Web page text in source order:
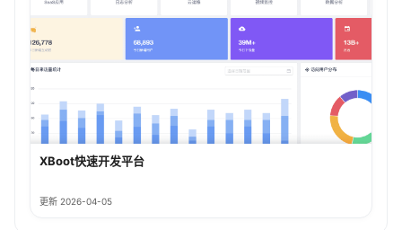
XBoot快速开发平台
更新 2026-04-05